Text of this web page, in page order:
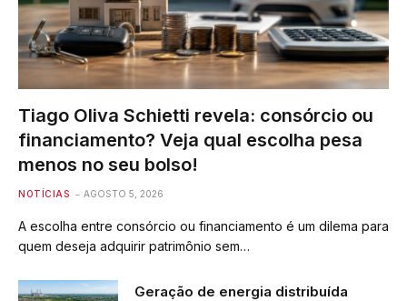
Tiago Oliva Schietti revela: consórcio ou
financiamento? Veja qual escolha pesa
menos no seu bolso!
NOTÍCIAS AGOSTO 5, 2026
A escolha entre consórcio ou financiamento é um dilema para
quem deseja adquirir patrimônio sem…
Geração de energia distribuída